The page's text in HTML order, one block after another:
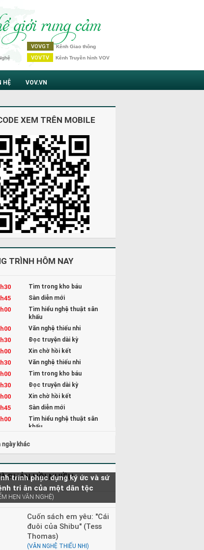
VOVGT Kênh Giao thông
VOVTV Kênh Truyền hình VOV
HỆ VOV.VN
XEM TRÊN MOBILE
TRÌNH HÔM NAY
Tìm trong kho báu
Sàn diễn mới
Tìm hiểu nghệ thuật sân
khấu
Văn nghệ thiếu nhi
Đọc truyện dài kỳ
Xin chờ hồi kết
Văn nghệ thiếu nhi
Tìm trong kho báu
Đọc truyện dài kỳ
Xin chờ hồi kết
Sàn diễn mới
Tìm hiểu nghệ thuật sân
khấu
ngày khác
PHẢN HỒI NHIỀU
trình phục dựng ký ức và sứ
tri ân của một dân tộc
HẸN VĂN NGHỆ)
Cuốn sách em yêu: "Cái
đuôi của Shibu" (Tess
Thomas)
(VĂN NGHỆ THIẾU NHI)